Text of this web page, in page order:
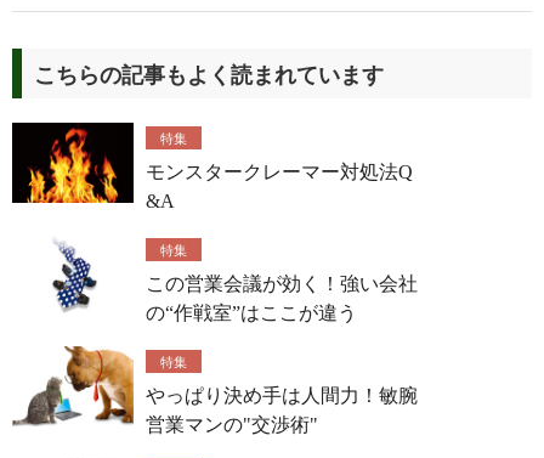
こちらの記事もよく読まれています
特集
モンスタークレーマー対処法Q
&A
特集
この営業会議が効く！強い会社
の“作戦室”はここが違う
特集
やっぱり決め手は人間力！敏腕
営業マンの"交渉術"